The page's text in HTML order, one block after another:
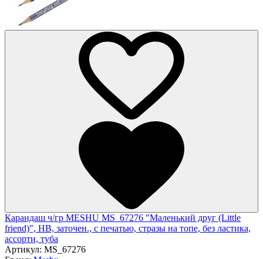
Карандаш ч/гр MESHU MS_67276 "Маленький друг (Little
friend)", HB, заточен., с печатью, стразы на топе, без ластика,
ассорти, туба
Артикул: MS_67276